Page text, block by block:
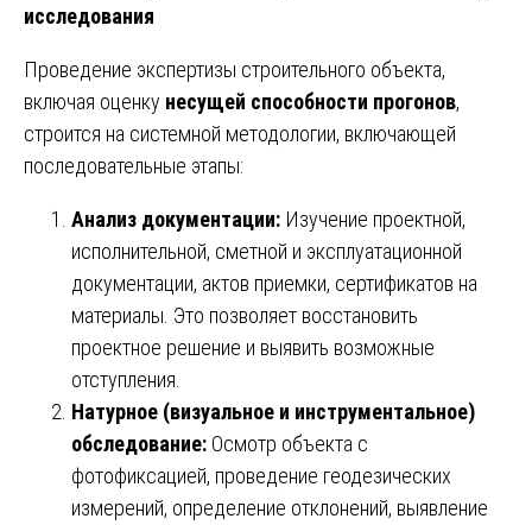
исследования
Проведение экспертизы строительного объекта,
включая оценку несущей способности прогонов,
строится на системной методологии, включающей
последовательные этапы:
Анализ документации: Изучение проектной,
исполнительной, сметной и эксплуатационной
документации, актов приемки, сертификатов на
материалы. Это позволяет восстановить
проектное решение и выявить возможные
отступления.
Натурное (визуальное и инструментальное)
обследование: Осмотр объекта с
фотофиксацией, проведение геодезических
измерений, определение отклонений, выявление